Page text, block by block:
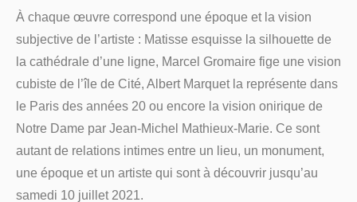
À chaque œuvre correspond une époque et la vision
subjective de l’artiste : Matisse esquisse la silhouette de
la cathédrale d’une ligne, Marcel Gromaire fige une vision
cubiste de l’île de Cité, Albert Marquet la représente dans
le Paris des années 20 ou encore la vision onirique de
Notre Dame par Jean-Michel Mathieux-Marie. Ce sont
autant de relations intimes entre un lieu, un monument,
une époque et un artiste qui sont à découvrir jusqu’au
samedi 10 juillet 2021.